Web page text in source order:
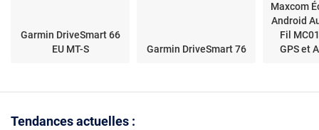
Garmin DriveSmart 66
EU MT-S
Garmin DriveSmart 76
Maxcom
Android
Fil
GPS et
Tendances actuelles :